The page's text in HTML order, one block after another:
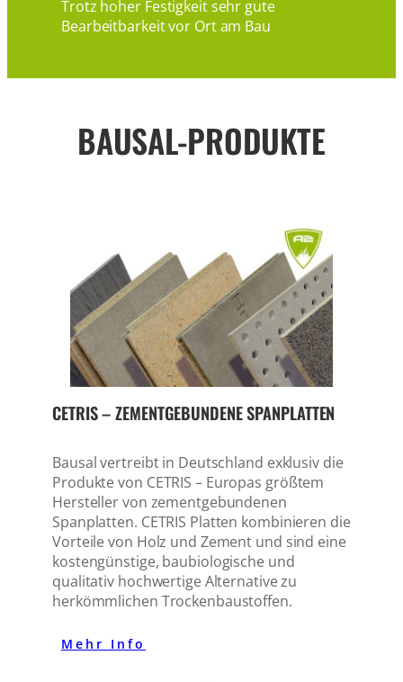
Trotz hoher Festigkeit sehr gute
Bearbeitbarkeit vor Ort am Bau
BAUSAL-PRODUKTE
CETRIS – ZEMENTGEBUNDENE SPANPLATTEN
Bausal vertreibt in Deutschland exklusiv die
Produkte von CETRIS – Europas größtem
Hersteller von zementgebundenen
Spanplatten. CETRIS Platten kombinieren die
Vorteile von Holz und Zement und sind eine
kostengünstige, baubiologische und
qualitativ hochwertige Alternative zu
herkömmlichen Trockenbaustoffen.
Mehr Info